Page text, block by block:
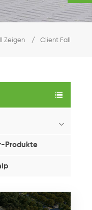
Zeigen / Client Fall
Produkte